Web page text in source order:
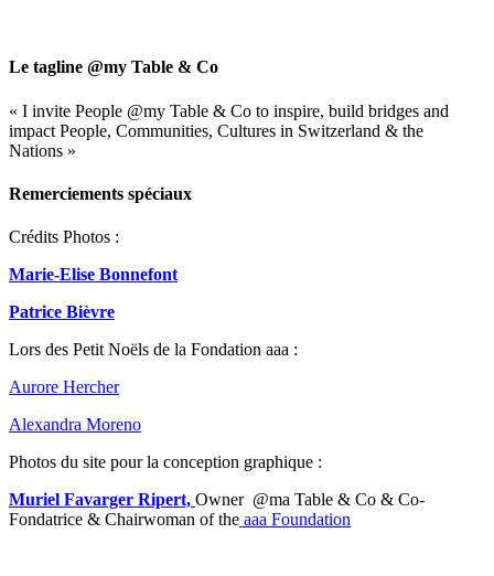
Le tagline @my Table & Co
« I invite People @my Table & Co to inspire, build bridges and
impact People, Communities, Cultures in Switzerland & the
Nations »
Remerciements spéciaux
Crédits Photos :
Marie-Elise Bonnefont
Patrice Bièvre
Lors des Petit Noëls de la Fondation aaa :
Aurore Hercher
Alexandra Moreno
Photos du site pour la conception graphique :
Muriel Favarger Ripert, Owner @ma Table & Co & Co-
Fondatrice & Chairwoman of the aaa Foundation